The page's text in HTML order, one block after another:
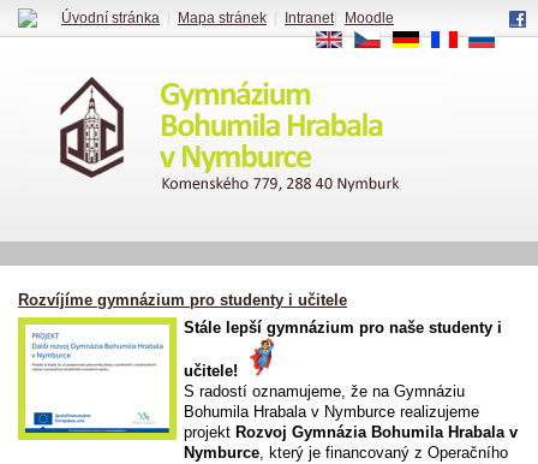
Rozvíjíme gymnázium pro studenty i učitele
Stále lepší gymnázium pro naše studenty i
učitele!
S radostí oznamujeme, že na Gymnáziu
Bohumila Hrabala v Nymburce realizujeme
projekt Rozvoj Gymnázia Bohumila Hrabala v
Nymburce, který je financovaný z Operačního
Úvodní stránka Mapa stránek Intranet|
Moodle
EN
CS DE FR RU